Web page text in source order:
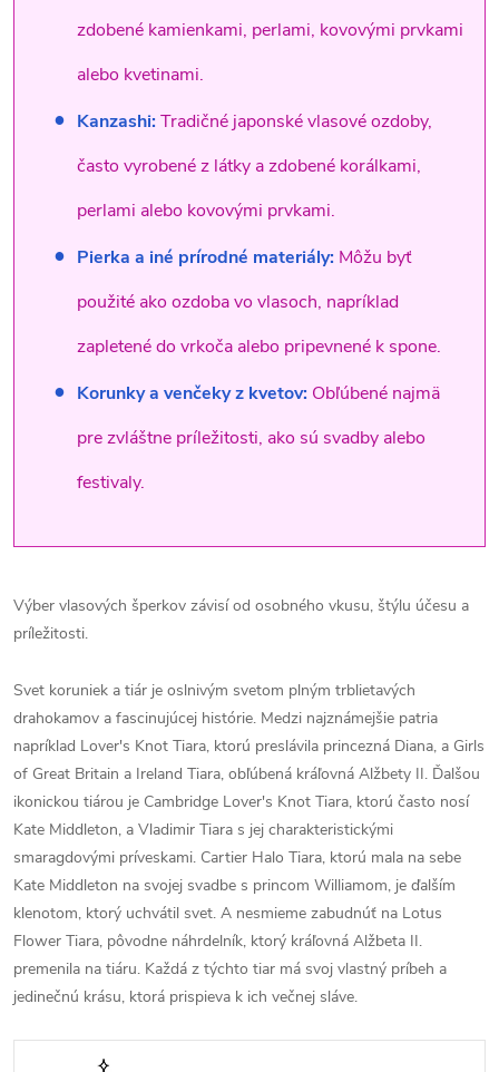
zdobené kamienkami, perlami, kovovými prvkami
alebo kvetinami.
Kanzashi:Tradičné japonské vlasové ozdoby,
často vyrobené z látky a zdobené korálkami,
perlami alebo kovovými prvkami.
Pierka a iné prírodné materiály: Môžu byť
použité ako ozdoba vo vlasoch, napríklad
zapletené do vrkoča alebo pripevnené k spone.
Korunky a venčeky z kvetov: Obľúbené najmä
pre zvláštne príležitosti, ako sú svadby alebo
festivaly.
Výber vlasových šperkov závisí od osobného vkusu, štýlu účesu a
príležitosti.
Svet koruniek a tiár je oslnivým svetom plným trblietavých
drahokamov a fascinujúcej histórie. Medzi najznámejšie patria
napríklad Lover's Knot Tiara, ktorú preslávila princezná Diana, a Girls
of Great Britain a Ireland Tiara, obľúbená kráľovná Alžbety II. Ďalšou
ikonickou tiárou je Cambridge Lover's Knot Tiara, ktorú často nosí
Kate Middleton, a Vladimir Tiara s jej charakteristickými
smaragdovými príveskami. Cartier Halo Tiara, ktorú mala na sebe
Kate Middleton na svojej svadbe s princom Williamom, je ďalším
klenotom, ktorý uchvátil svet. A nesmieme zabudnúť na Lotus
Flower Tiara, pôvodne náhrdelník, ktorý kráľovná Alžbeta II.
premenila na tiáru. Každá z týchto tiar má svoj vlastný príbeh a
jedinečnú krásu, ktorá prispieva k ich večnej sláve.